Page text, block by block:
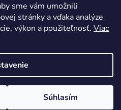
sme vám umožnili
stránky a vďaka analýze
výkon a použiteľnosť. Viac
Súhlasím
Shoptet
. Všetky práva vyhradené.